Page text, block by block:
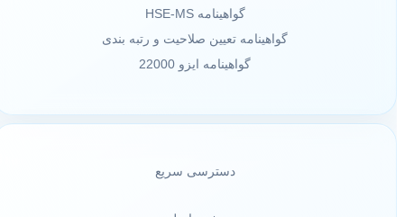
گواهینامه HSE-MS
گواهینامه تعیین صلاحیت و رتبه بندی
گواهینامه ایزو 22000
دسترسی سریع